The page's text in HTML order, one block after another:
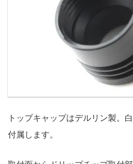
トップキャップはデルリン製。
付属します。